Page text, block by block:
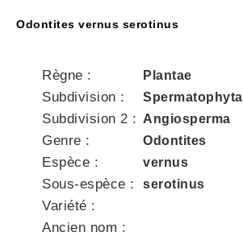
Odontites vernus serotinus
Règne : Plantae
Subdivision : Spermatophyta
Subdivision 2 : Angiosperma
Genre : Odontites
Espèce : vernus
Sous-espèce : serotinus
Variété :
Ancien nom :